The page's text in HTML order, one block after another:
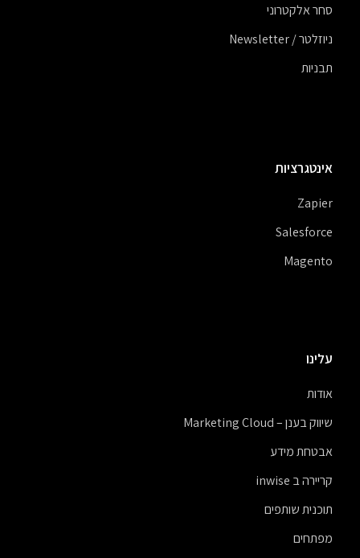
סחר אלקטרוני
ניוזלטר / Newsletter
תבניות
אינטגרציות
Zapier
Salesforce
Magento
עלינו
אודות
שיווק בענן – Marketing Cloud
אבטחת מידע
קריירה ב inwise
תוכנית שותפים
מפתחים